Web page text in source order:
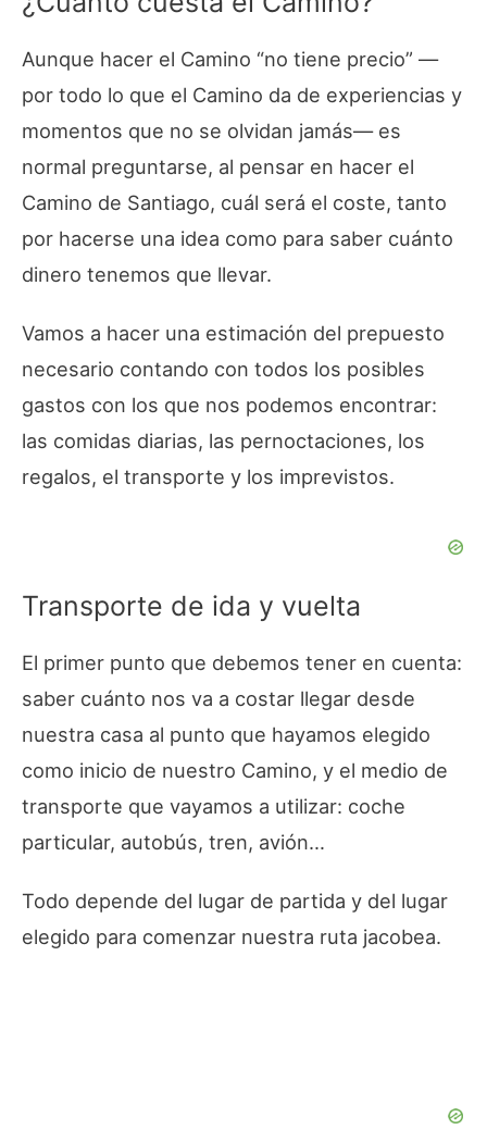
Aunque hacer el Camino “no tiene precio” —
por todo lo que el Camino da de experiencias y
momentos que no se olvidan jamás— es
normal preguntarse, al pensar en hacer el
Camino de Santiago, cuál será el coste, tanto
por hacerse una idea como para saber cuánto
dinero tenemos que llevar.
Vamos a hacer una estimación del prepuesto
necesario contando con todos los posibles
gastos con los que nos podemos encontrar:
las comidas diarias, las pernoctaciones, los
regalos, el transporte y los imprevistos.
Transporte de ida y vuelta
El primer punto que debemos tener en cuenta:
saber cuánto nos va a costar llegar desde
nuestra casa al punto que hayamos elegido
como inicio de nuestro Camino, y el medio de
transporte que vayamos a utilizar: coche
particular, autobús, tren, avión…
Todo depende del lugar de partida y del lugar
elegido para comenzar nuestra ruta jacobea.